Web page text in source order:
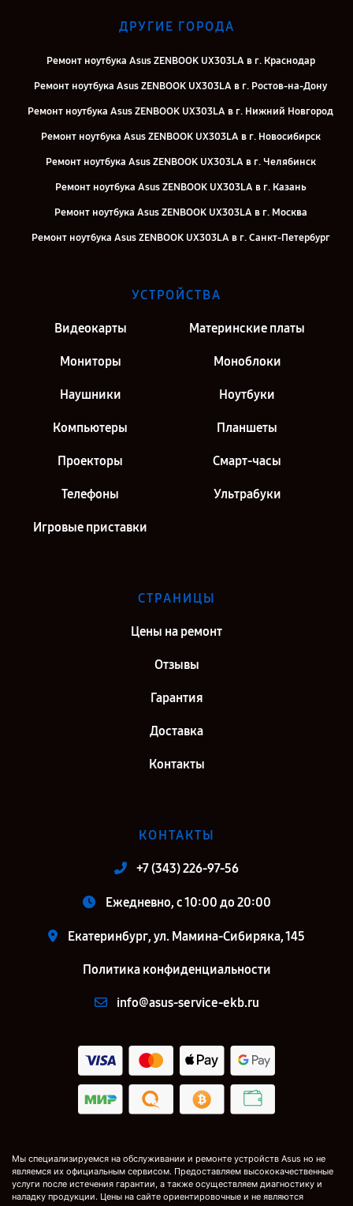
ДРУГИЕ ГОРОДА
Ремонт ноутбука Asus ZENBOOK UX303LA в г. Краснодар
Ремонт ноутбука Asus ZENBOOK UX303LA в г. Ростов-на-Дону
Ремонт ноутбука Asus ZENBOOK UX303LA в г. Нижний Новгород
Ремонт ноутбука Asus ZENBOOK UX303LA в г. Новосибирск
Ремонт ноутбука Asus ZENBOOK UX303LA в г. Челябинск
Ремонт ноутбука Asus ZENBOOK UX303LA в г. Казань
Ремонт ноутбука Asus ZENBOOK UX303LA в г. Москва
Ремонт ноутбука Asus ZENBOOK UX303LA в г. Санкт-Петербург
УСТРОЙСТВА
Видеокарты Материнские платы
Мониторы Моноблоки
Наушники Ноутбуки
Компьютеры Планшеты
Проекторы Смарт-часы
Телефоны Ультрабуки
Игровые приставки
СТРАНИЦЫ
Цены на ремонт
Отзывы
Гарантия
Доставка
Контакты
КОНТАКТЫ
+7 (343) 226-97-56
Ежедневно, с 10:00 до 20:00
Екатеринбург, ул. Мамина-Сибиряка, 145
Политика конфиденциальности
info@asus-service-ekb.ru
Мы специализируемся на обслуживании и ремонте устройств Asus но не
являемся их официальным сервисом. Предоставляем высококачественные
услуги после истечения гарантии, а также осуществляем диагностику и
наладку продукции. Цены на сайте ориентировочные и не являются